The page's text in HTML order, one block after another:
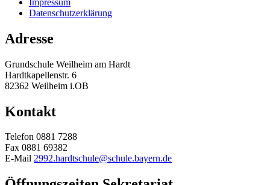
Datenschutzerklärung
Adresse
Grundschule Weilheim am Hardt
Hardtkapellenstr. 6
82362 Weilheim i.OB
Kontakt
Telefon 0881 7288
Fax 0881 69382
E-Mail 2992.hardtschule@schule.bayern.de